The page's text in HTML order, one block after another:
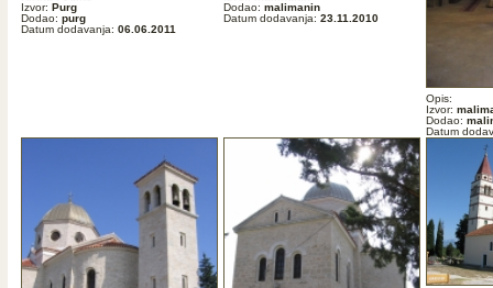
Izvor: Purg
Dodao: purg
Datum dodavanja: 06.06.2011
Dodao: malimanin
Datum dodavanja: 23.11.2010
Opis:
Izvor:
Dodao:
Datum